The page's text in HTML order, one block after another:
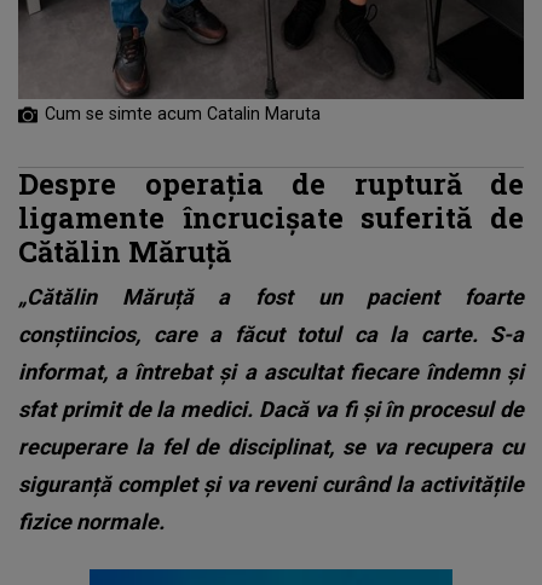
Cum se simte acum Catalin Maruta
Despre operația de ruptură de
ligamente încrucișate suferită de
Cătălin Măruță
„Cătălin Măruță a fost un pacient foarte
conștiincios, care a făcut totul ca la carte. S-a
informat, a întrebat și a ascultat fiecare îndemn și
sfat primit de la medici. Dacă va fi și în procesul de
recuperare la fel de disciplinat, se va recupera cu
siguranță complet și va reveni curând la activitățile
fizice normale.